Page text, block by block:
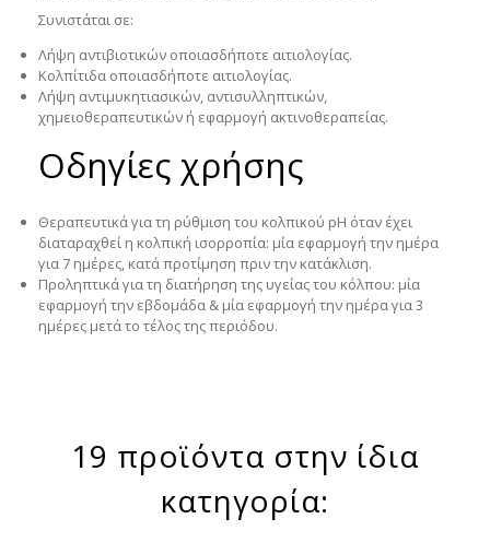
Συνιστάται σε:
Λήψη αντιβιοτικών οποιασδήποτε αιτιολογίας.
Κολπίτιδα οποιασδήποτε αιτιολογίας.
Λήψη αντιμυκητιασικών, αντισυλληπτικών,
χημειοθεραπευτικών ή εφαρμογή ακτινοθεραπείας.
Οδηγίες χρήσης
Θεραπευτικάγια τη ρύθμιση του κολπικού pH όταν έχει
διαταραχθεί η κολπική ισορροπία: μία εφαρμογή την ημέρα
για 7 ημέρες, κατά προτίμηση πριν την κατάκλιση.
Προληπτικάγια τη διατήρηση της υγείας του κόλπου: μία
εφαρμογή την εβδομάδα & μία εφαρμογή την ημέρα για 3
ημέρες μετά το τέλος της περιόδου.
19 προϊόντα στην ίδια
κατηγορία: